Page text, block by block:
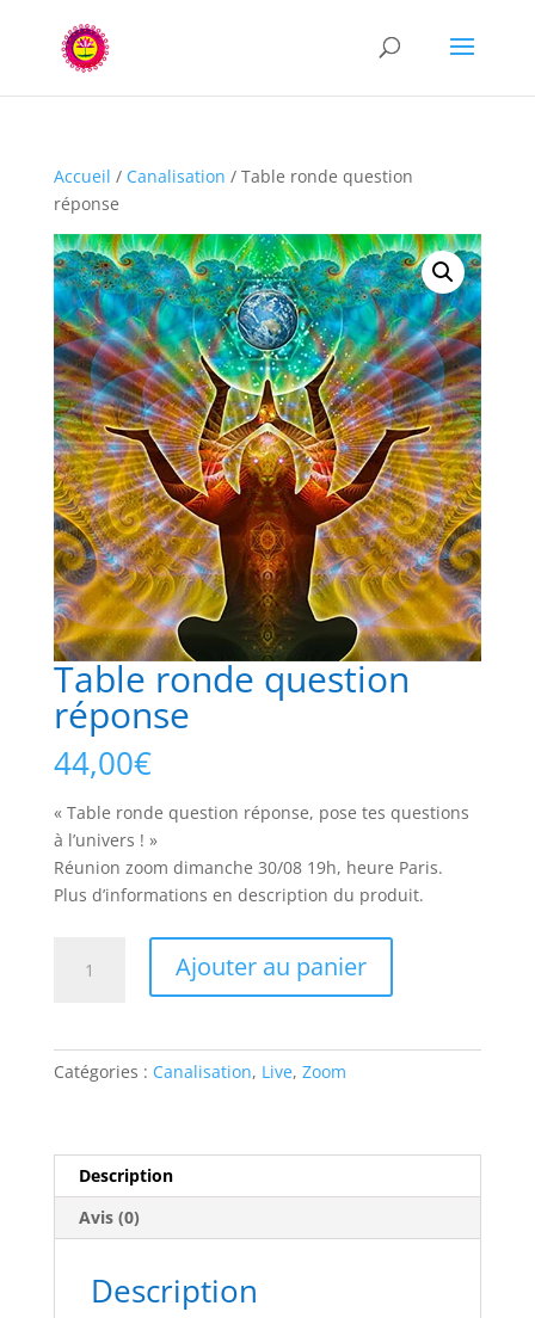
Accueil / Canalisation / Table ronde question
réponse
Table ronde question
réponse
44,00€
« Table ronde question réponse, pose tes questions
à l’univers ! »
Réunion zoom dimanche 30/08 19h, heure Paris.
Plus d’informations en description du produit.
question
réponse
Ajouter au panier
Catégories : Canalisation, Live, Zoom
Description
Avis (0)
Description